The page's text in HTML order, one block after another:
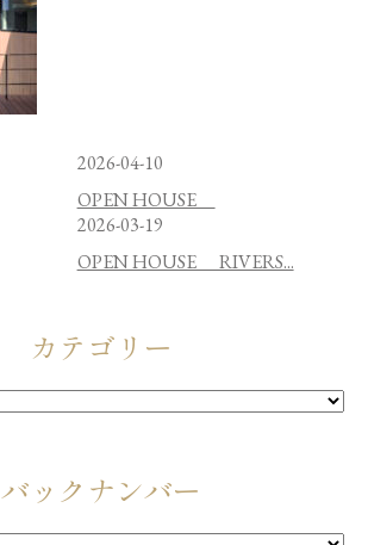
2026-04-10
OPEN HOUSE
2026-03-19
OPEN HOUSE RIVERS...
カテゴリー
バックナンバー